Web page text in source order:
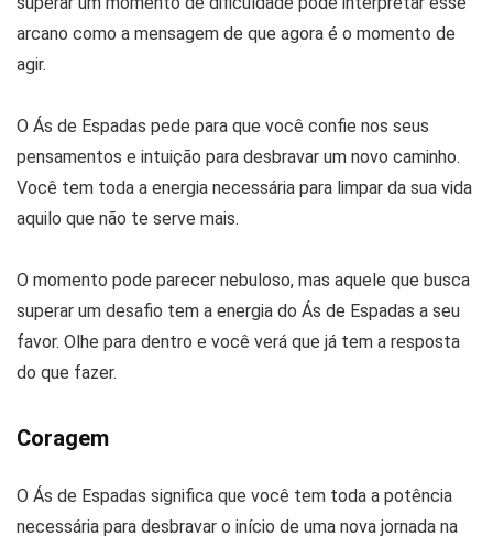
arcano como a mensagem de que agora é o momento de
agir.
O Ás de Espadas pede para que você confie nos seus
pensamentos e intuição para desbravar um novo caminho.
Você tem toda a energia necessária para limpar da sua vida
aquilo que não te serve mais.
O momento pode parecer nebuloso, mas aquele que busca
superar um desafio tem a energia do Ás de Espadas a seu
favor. Olhe para dentro e você verá que já tem a resposta
do que fazer.
Coragem
O Ás de Espadas significa que você tem toda a potência
necessária para desbravar o início de uma nova jornada na